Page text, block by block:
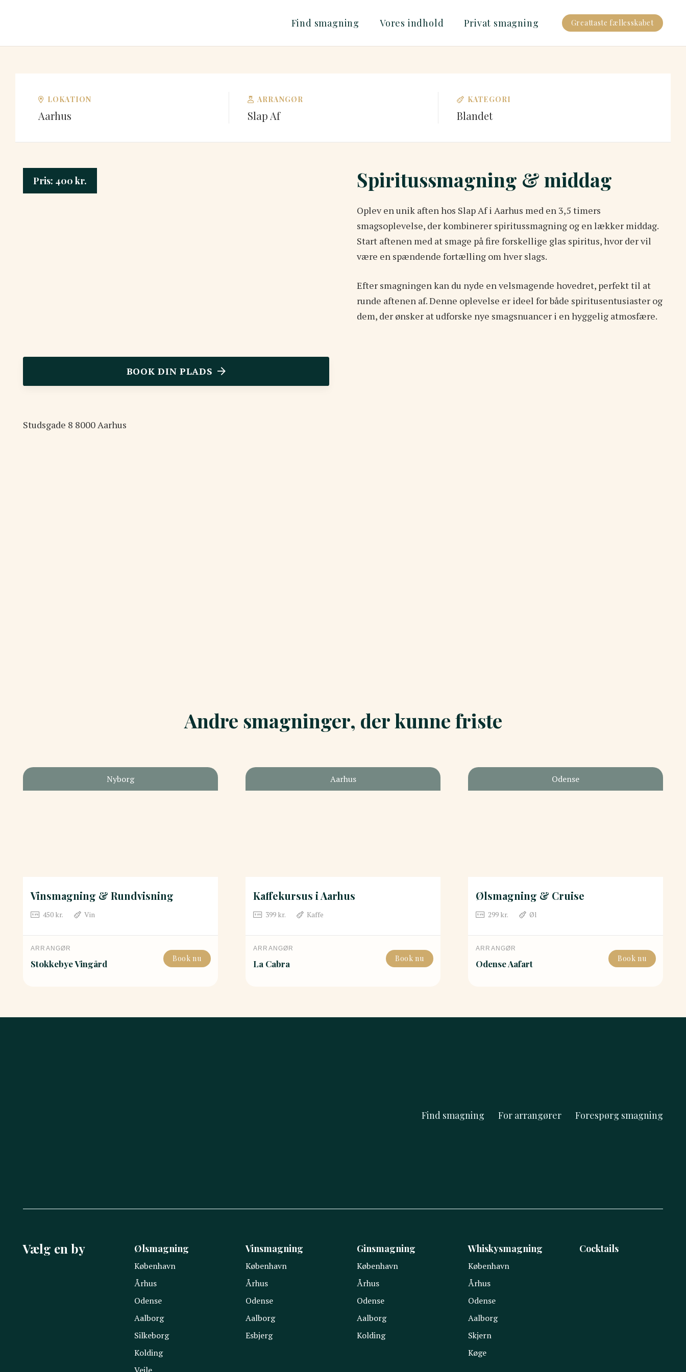
Find smagning Vores indhold Privat smagning Greattaste fællesskabet
LOKATION
Aarhus
ARRANGØR
Slap Af
KATEGORI
Blandet
Pris: 400 kr.
BOOK DIN PLADS
Spiritussmagning & middag
Oplev en unik aften hos Slap Af i Aarhus med en 3,5 timers
smagsoplevelse, der kombinerer spiritussmagning og en lækker middag.
Start aftenen med at smage på fire forskellige glas spiritus, hvor der vil
være en spændende fortælling om hver slags.
Efter smagningen kan du nyde en velsmagende hovedret, perfekt til at
runde aftenen af. Denne oplevelse er ideel for både spiritusentusiaster og
dem, der ønsker at udforske nye smagsnuancer i en hyggelig atmosfære.
Studsgade 8 8000Aarhus
Andre smagninger, der kunne friste
Nyborg
Vinsmagning & Rundvisning
450kr. Vin
ARRANGØR
Stokkebye Vingård Book nu
Aarhus
Kaffekursus i Aarhus
399kr. Kaffe
ARRANGØR
La Cabra Book nu
Odense
Ølsmagning & Cruise
299kr. Øl
ARRANGØR
Odense Aafart Book nu
Find smagning For arrangører Forespørg smagning
Vælg en by Ølsmagning
København
Århus
Odense
Aalborg
Silkeborg
Kolding
Vinsmagning
København
Århus
Odense
Aalborg
Esbjerg
Ginsmagning
København
Århus
Odense
Aalborg
Kolding
Whiskysmagning
København
Århus
Odense
Aalborg
Skjern
Køge
Cocktails